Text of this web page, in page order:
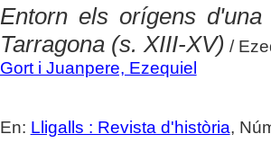
Entorn els orígens
Tarragona (s. XIII-XV) /
Gort i Juanpere, Ezequiel
En: Lligalls : Revista d'història,